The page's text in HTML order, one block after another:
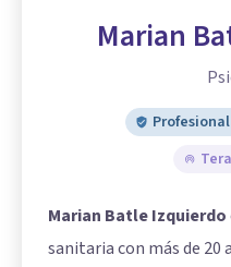
Marian
Marian Batle Izquierdo
sanitaria con más de 20